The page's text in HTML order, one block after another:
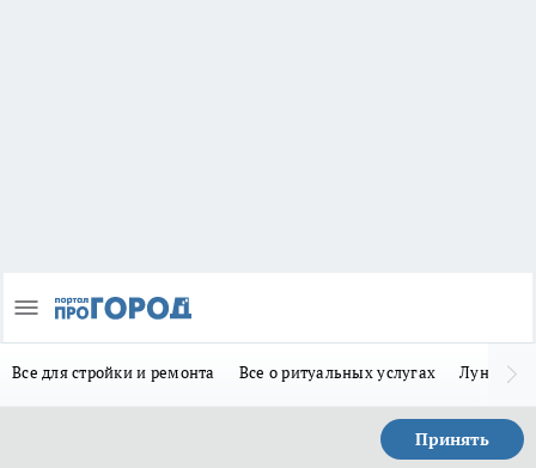
Все для стройки и ремонта Все о ритуальных услугах Лунно-
Принять